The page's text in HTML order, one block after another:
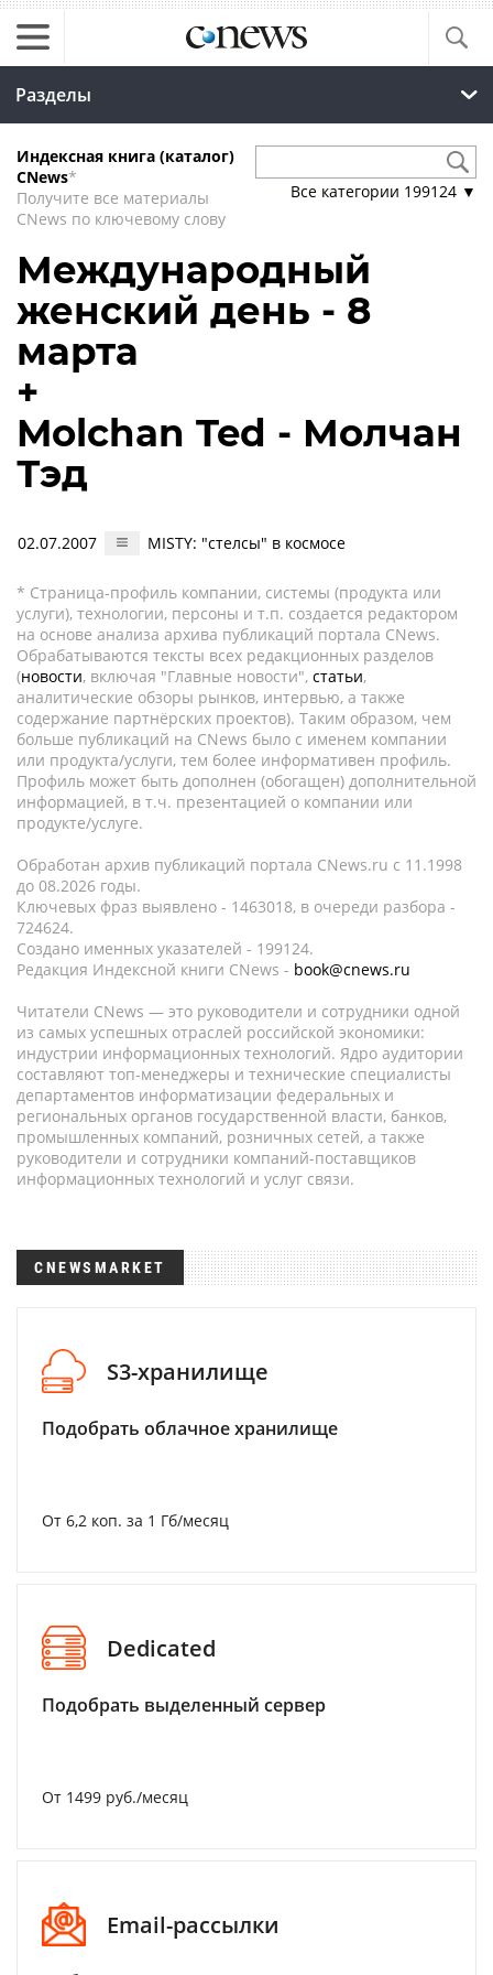
Разделы
Индексная книга (каталог)
CNews*
Получите все материалы
CNews по ключевому слову
Все категории 199124 ▼
Международный
женский день - 8
марта
+
Molchan Ted - Молчан
Тэд
02.07.2007 MISTY: "стелсы" в космосе
* Страница-профиль компании, системы (продукта или
услуги), технологии, персоны и т.п. создается редактором
на основе анализа архива публикаций портала CNews.
Обрабатываются тексты всех редакционных разделов
(новости, включая "Главные новости", статьи,
аналитические обзоры рынков, интервью, а также
содержание партнёрских проектов). Таким образом, чем
больше публикаций на CNews было с именем компании
или продукта/услуги, тем более информативен профиль.
Профиль может быть дополнен (обогащен) дополнительной
информацией, в т.ч. презентацией о компании или
продукте/услуге.
Обработан архив публикаций портала CNews.ru c 11.1998
до 08.2026 годы.
Ключевых фраз выявлено - 1463018, в очереди разбора -
724624.
Создано именных указателей - 199124.
Редакция Индексной книги CNews - book@cnews.ru
Читатели CNews — это руководители и сотрудники одной
из самых успешных отраслей российской экономики:
индустрии информационных технологий. Ядро аудитории
составляют топ-менеджеры и технические специалисты
департаментов информатизации федеральных и
региональных органов государственной власти, банков,
промышленных компаний, розничных сетей, а также
руководители и сотрудники компаний-поставщиков
информационных технологий и услуг связи.
CNEWSMARKET
S3-хранилище
Подобрать облачное хранилище
От 6,2 коп. за 1 Гб/месяц
Dedicated
Подобрать выделенный сервер
От 1499 руб./месяц
Email-рассылки